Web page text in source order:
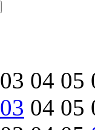
03 04 05
03 04 05